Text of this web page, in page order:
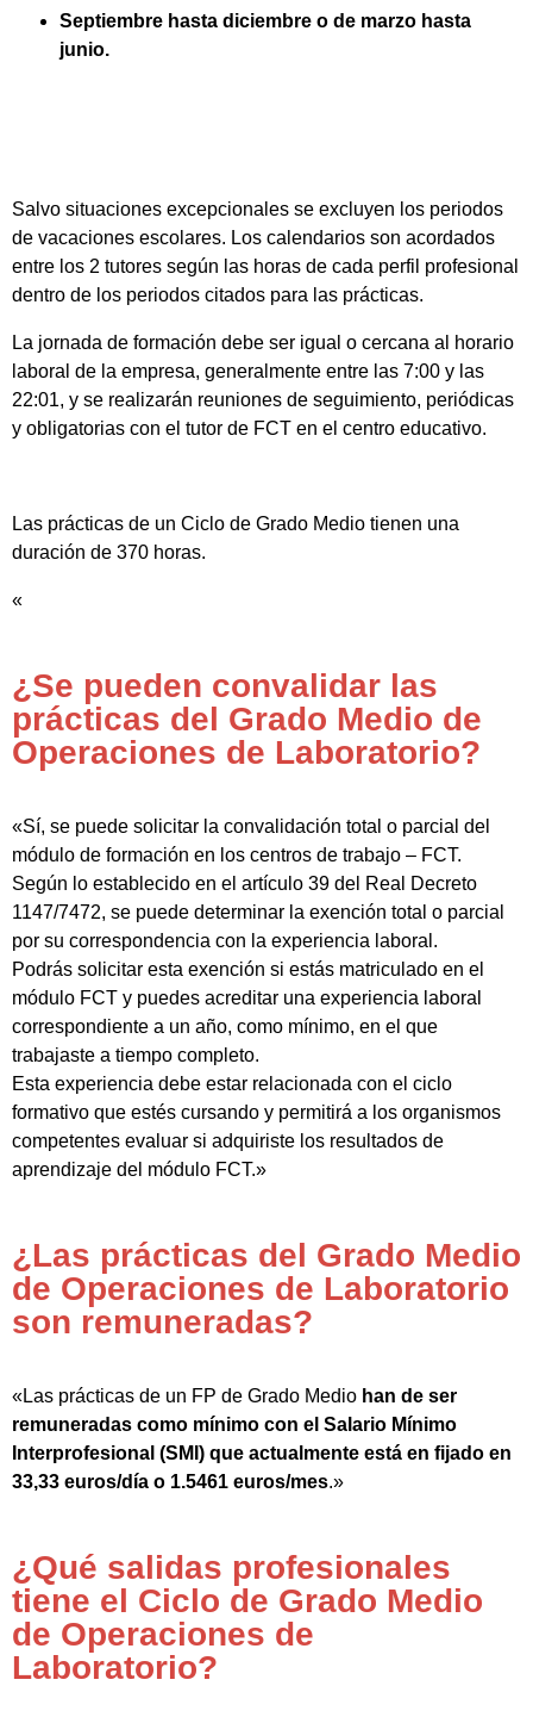
Septiembre hasta diciembre o de marzo hasta
junio.
Salvo situaciones excepcionales se excluyen los periodos
de vacaciones escolares. Los calendarios son acordados
entre los 2 tutores según las horas de cada perfil profesional
dentro de los periodos citados para las prácticas.
La jornada de formación debe ser igual o cercana al horario
laboral de la empresa, generalmente entre las 7:00 y las
22:01, y se realizarán reuniones de seguimiento, periódicas
y obligatorias con el tutor de FCT en el centro educativo.
Las prácticas de un Ciclo de Grado Medio tienen una
duración de 370 horas.
«
¿Se pueden convalidar las
prácticas del Grado Medio de
Operaciones de Laboratorio?
«Sí, se puede solicitar la convalidación total o parcial del
módulo de formación en los centros de trabajo – FCT.
Según lo establecido en el artículo 39 del Real Decreto
1147/7472, se puede determinar la exención total o parcial
por su correspondencia con la experiencia laboral.
Podrás solicitar esta exención si estás matriculado en el
módulo FCT y puedes acreditar una experiencia laboral
correspondiente a un año, como mínimo, en el que
trabajaste a tiempo completo.
Esta experiencia debe estar relacionada con el ciclo
formativo que estés cursando y permitirá a los organismos
competentes evaluar si adquiriste los resultados de
aprendizaje del módulo FCT.»
¿Las prácticas del Grado Medio
de Operaciones de Laboratorio
son remuneradas?
«Las prácticas de un FP de Grado Medio han de ser
remuneradas como mínimo con el Salario Mínimo
Interprofesional (SMI) que actualmente está en fijado en
33,33 euros/día o 1.5461 euros/mes.»
¿Qué salidas profesionales
tiene el Ciclo de Grado Medio
de Operaciones de
Laboratorio?